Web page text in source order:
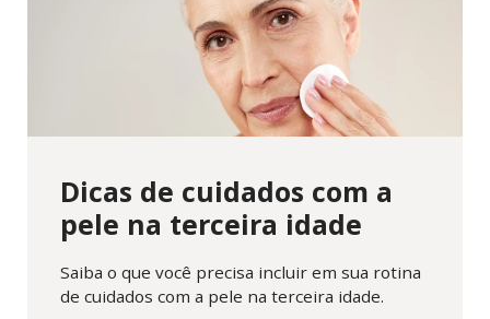
Dicas de cuidados com a
pele na terceira idade
Saiba o que você precisa incluir em sua rotina
de cuidados com a pele na terceira idade.